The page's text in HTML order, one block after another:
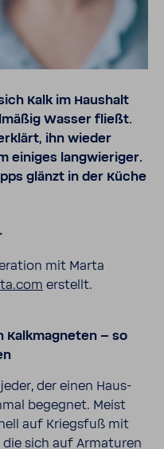
Kalk im Haus­halt
Wasser fließt.
ihn wieder
einiges lang­wie­riger.
glänzt in der Küche
mit Marta
erstellt.
Kalk­ma­gneten – so
der einen Haus­
begegnet. Meist
auf Kriegsfuß mit
sich auf Arma­turen